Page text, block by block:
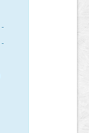
-
-